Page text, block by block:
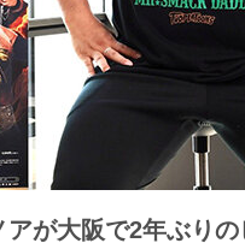
が大阪で2年ぶりの